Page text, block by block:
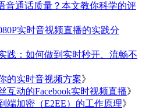
音通话质量？本文教你科学的评
实时音视频直播的实践分
践：如何做到实时秒开、流畅不
的实时音视频方案》
互动的Facebook实时视频直播》
端加密（E2EE）的工作原理》